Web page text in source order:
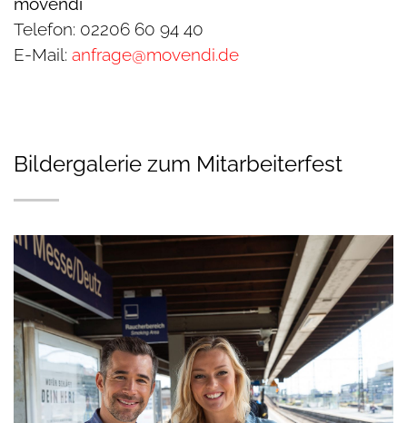
Telefon: 02206 60 94 40
E-Mail: anfrage@movendi.de
Bildergalerie zum Mitarbeiterfest